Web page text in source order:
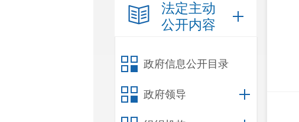
法定主动
公开内容
政府信息公开目录
政府领导